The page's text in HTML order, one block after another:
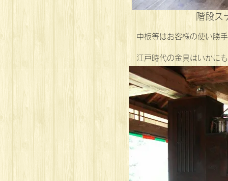
階段ス
中板等はお客様の使い勝
江戸時代の金具はいかに